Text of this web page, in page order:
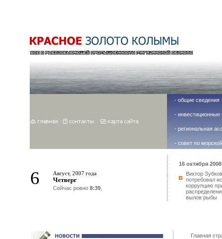
- общие сведения
- инвестиционные
- региональная
- совет по
6 Август, 2007 года
Четверг
Сейчас ровно 8:39
16 октября
Виктор Зубков
потребовал
коррупцию
вылов рыбы
Главная